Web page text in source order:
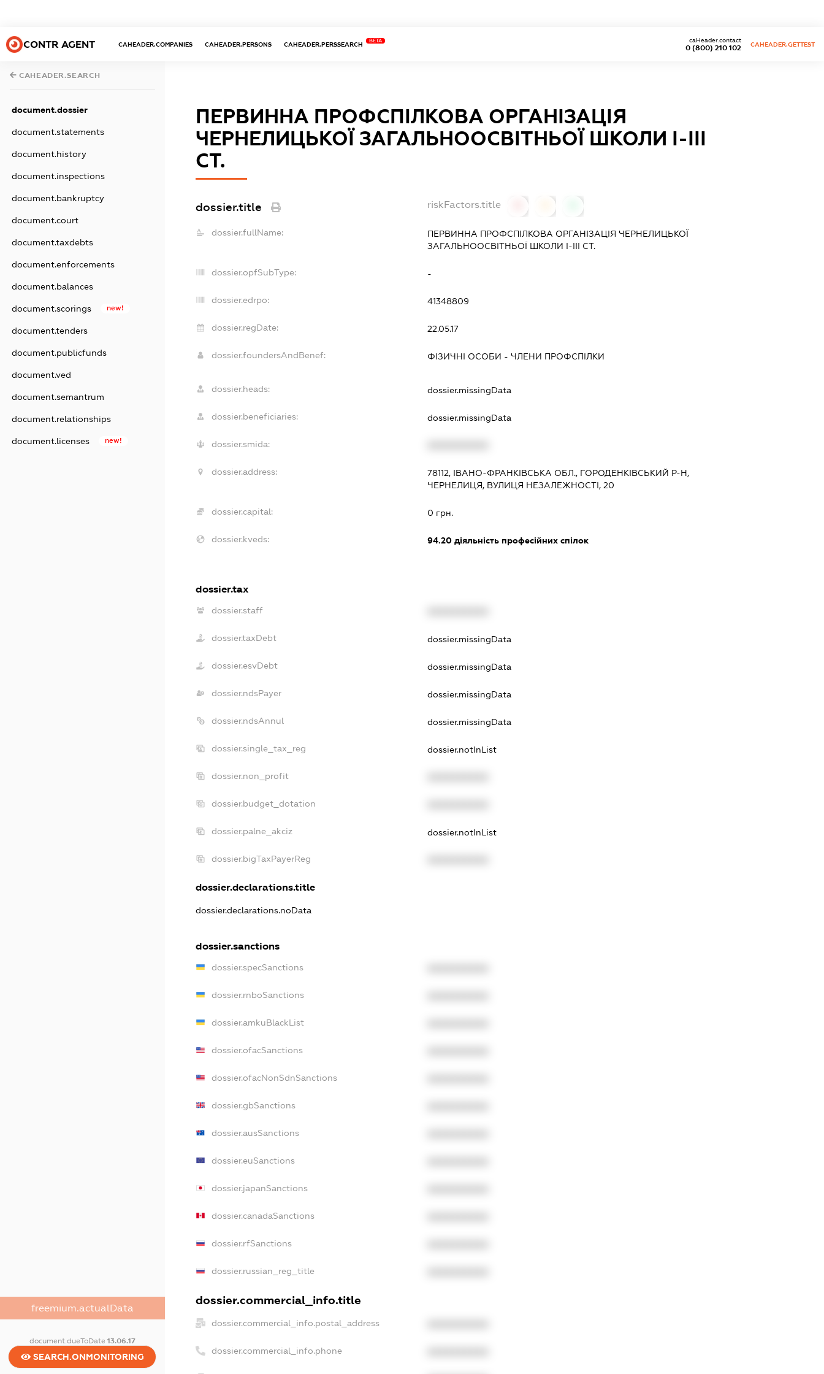
CONTR AGENT CAHEADER.COMPANIES CAHEADER.PERSONS CAHEADER.PERSSEARCH
BETA
0 (800) 210 102
caHeader.contact
CAHEADER.GETTEST
CAHEADER.SEARCH
document.dossier
document.statements
document.history
document.inspections
document.bankruptcy
document.court
document.taxdebts
document.enforcements
document.balances
document.scorings new!
document.tenders
document.publicfunds
document.ved
document.semantrum
document.relationships
document.licenses new!
freemium.actualData
document.dueToDate 13.06.17
SEARCH.ONMONITORING
ПЕРВИННА ПРОФСПІЛКОВА ОРГАНІЗАЦІЯ
ЧЕРНЕЛИЦЬКОЇ ЗАГАЛЬНООСВІТНЬОЇ ШКОЛИ І-ІІІ
СТ.
dossier.title riskFactors.title
dossier.fullName:
ПЕРВИННА ПРОФСПІЛКОВА ОРГАНІЗАЦІЯ ЧЕРНЕЛИЦЬКОЇ
ЗАГАЛЬНООСВІТНЬОЇ ШКОЛИ І-ІІІ СТ.
dossier.opfSubType: -
dossier.edrpo: 41348809
dossier.regDate: 22.05.17
dossier.foundersAndBenef: ФІЗИЧНІ ОСОБИ - ЧЛЕНИ ПРОФСПІЛКИ
dossier.heads: dossier.missingData
dossier.beneficiaries: dossier.missingData
dossier.smida:
dossier.address:
78112, ІВАНО-ФРАНКІВСЬКА ОБЛ., ГОРОДЕНКІВСЬКИЙ Р-Н,
ЧЕРНЕЛИЦЯ, ВУЛИЦЯ НЕЗАЛЕЖНОСТІ, 20
dossier.capital: 0 грн.
dossier.kveds: 94.20 діяльність професійних спілок
dossier.tax
dossier.staff
dossier.taxDebt dossier.missingData
dossier.esvDebt dossier.missingData
dossier.ndsPayer dossier.missingData
dossier.ndsAnnul dossier.missingData
dossier.single_tax_reg dossier.notInList
dossier.non_profit
dossier.budget_dotation
dossier.palne_akciz dossier.notInList
dossier.bigTaxPayerReg
dossier.declarations.title
dossier.declarations.noData
dossier.sanctions
dossier.specSanctions
dossier.rnboSanctions
dossier.amkuBlackList
dossier.ofacSanctions
dossier.ofacNonSdnSanctions
dossier.gbSanctions
dossier.ausSanctions
dossier.euSanctions
dossier.japanSanctions
dossier.canadaSanctions
dossier.rfSanctions
dossier.russian_reg_title
dossier.commercial_info.title
dossier.commercial_info.postal_address
dossier.commercial_info.phone